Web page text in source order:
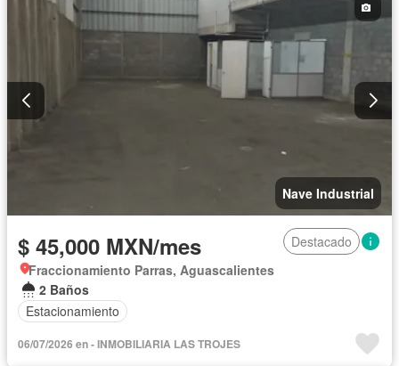
Nave Industrial
$ 45,000 MXN/mes
Destacado
Fraccionamiento Parras, Aguascalientes
2 Baños
Estacionamiento
06/07/2026 en - INMOBILIARIA LAS TROJES